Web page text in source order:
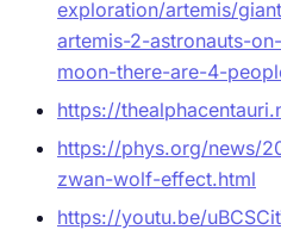
exploration/artemis/
artemis-2-astronauts-
moon-there-are-4-
https://
https://phys.org/news/
zwan-wolf-effect.html
https://youtu.be/